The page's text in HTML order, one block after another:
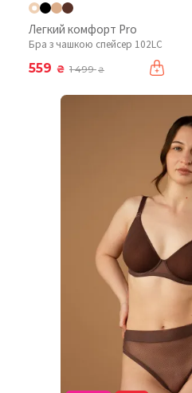
Легкий комфорт Pro
Бра з чашкою спейсер 102LC
559 ₴ 1 499₴